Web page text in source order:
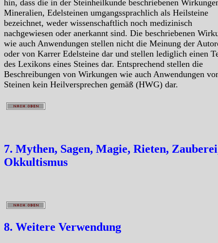
hin, dass die in der Steinheilkunde beschriebenen
Mineralien, Edelsteinen umgangssprachlich als Heilsteine
bezeichnet, weder wissenschaftlich noch medizinisch
nachgewiesen oder anerkannt sind. Die beschriebenen
wie auch Anwendungen stellen nicht die Meinung der
oder von Karrer Edelsteine dar und stellen lediglich einen
des Lexikons eines Steines dar. Entsprechend stellen die
Beschreibungen von Wirkungen wie auch Anwendungen
Steinen kein Heilversprechen gemäß (HWG) dar.
7. Mythen, Sagen, Magie, Rieten,
Okkultismus
8. Weitere Verwendung